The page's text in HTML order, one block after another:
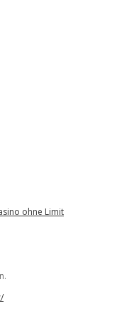
ohne Limit